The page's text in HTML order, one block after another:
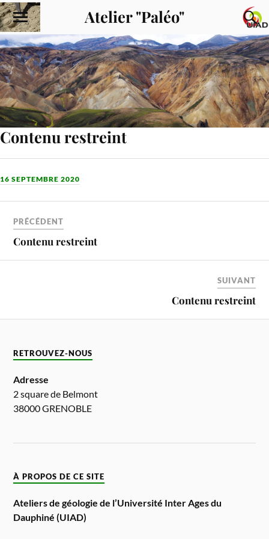
Atelier "Paléo"
Contenu restreint
16 SEPTEMBRE 2020
PRÉCÉDENT
Contenu restreint
SUIVANT
Contenu restreint
RETROUVEZ-NOUS
Adresse
2 square de Belmont
38000 GRENOBLE
À PROPOS DE CE SITE
Ateliers de géologie de l’Université Inter Ages du
Dauphiné (UIAD)